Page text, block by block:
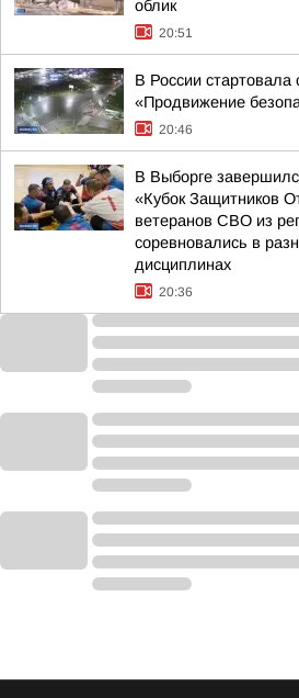
облик
20:51
В России стартовала
«Продвижение
20:46
В Выборге
«Кубок Защитников
ветеранов СВО из
соревновались в
дисциплинах
20:36